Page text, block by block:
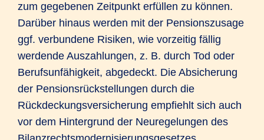
zum gegebenen Zeitpunkt erfüllen zu können.
Darüber hinaus werden mit der Pensionszusage
ggf. verbundene Risiken, wie vorzeitig fällig
werdende Auszahlungen, z. B. durch Tod oder
Berufsunfähigkeit, abgedeckt. Die Absicherung
der Pensionsrückstellungen durch die
Rückdeckungsversicherung empfiehlt sich auch
vor dem Hintergrund der Neuregelungen des